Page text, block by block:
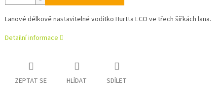
Lanové délkově nastavitelné vodítko Hurtta ECO ve třech šířkách lana.
Detailní informace
ZEPTAT SE HLÍDAT SDÍLET